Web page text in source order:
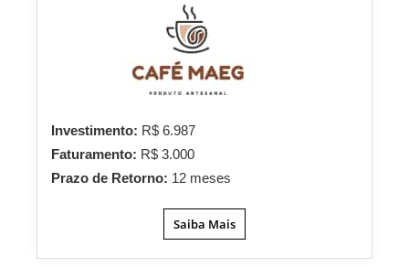
Investimento: R$ 6.987
Faturamento: R$ 3.000
Prazo de Retorno: 12 meses
Saiba Mais